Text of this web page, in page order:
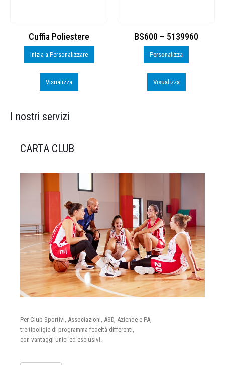
Cuffia Poliestere
Inizia a Personalizzare
Visualizza
BS600 – 5139960
Personalizza
Visualizza
I nostri servizi
CARTA CLUB
Per Club Sportivi, Associazioni, ASD, Aziende e PA,
tre tipoligie di programma fedeltà differenti,
con vantaggi unici ed esclusivi.